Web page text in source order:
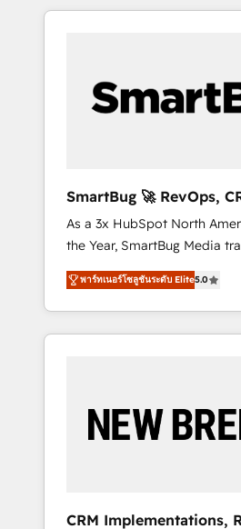
and automation into
portal that drives
and Story to stop
Elite Engineering & AI Scalable Architecture:
agents, and high-integrity
reporting clarity. Security & Compliance: SOC
2 Type I and HIPAA
grade data security. 🏆 Why Bluleadz? GTM
OS Partner | 16+ Years
Five-Star Reviews
SmartBug 🚀 RevOps,
Integration Experts
As a 3x HubSpot North
the Year, SmartBug Media
customer lifecycle into a
unified ecosystem includes
divisions Globalia (AI &
Success Media (Paid
by Globalia’s technical
19 HubSpot-certified
พาร์ทเนอร์โซลูชันระดับ Elite5.0
CRM Implementations,